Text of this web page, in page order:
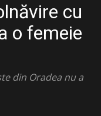
cu
o femeie
din Oradea nu a